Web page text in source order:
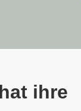
ihre